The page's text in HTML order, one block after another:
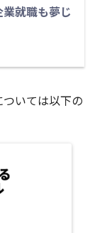
就職も夢じ
いては以下の